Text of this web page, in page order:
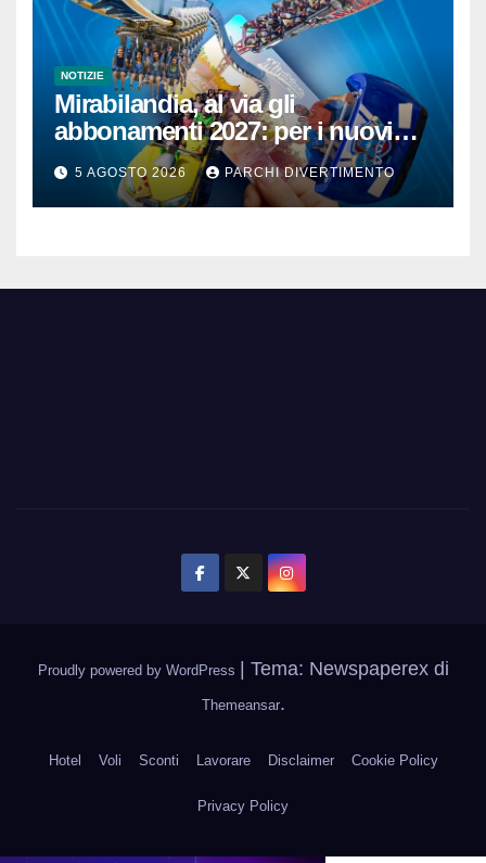
NOTIZIE
Mirabilandia, al via gli
abbonamenti 2027: per i nuovi
iscritti il 2026 è in omaggio
5 AGOSTO 2026 PARCHI DIVERTIMENTO
Proudly powered by WordPress Tema: Newspaperex di
Themeansar.
Hotel Voli Sconti Lavorare Disclaimer Cookie Policy
Privacy Policy